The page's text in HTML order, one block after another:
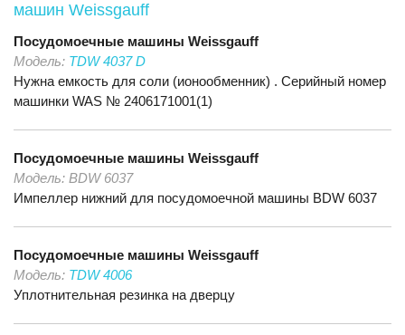
машин Weissgauff
Посудомоечные машины Weissgauff
Модель: TDW 4037 D
Нужна емкость для соли (ионообменник) . Серийный номер
машинки WAS № 2406171001(1)
Посудомоечные машины Weissgauff
Модель: BDW 6037
Импеллер нижний для посудомоечной машины BDW 6037
Посудомоечные машины Weissgauff
Модель: TDW 4006
Уплотнительная резинка на дверцу